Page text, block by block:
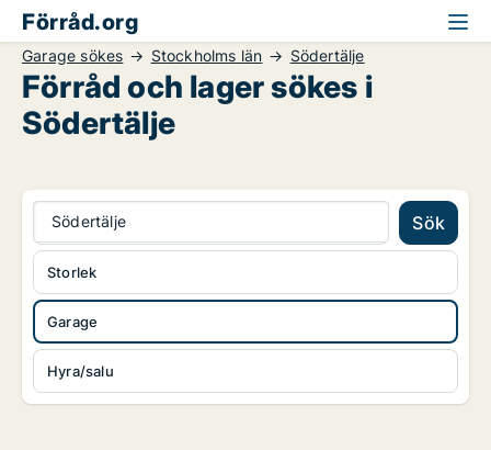
Förråd.org
Garage sökes Stockholms län Södertälje
Förråd och lager sökes i
Södertälje
Södertälje Sök
Garage
Hyra/salu
Storlek